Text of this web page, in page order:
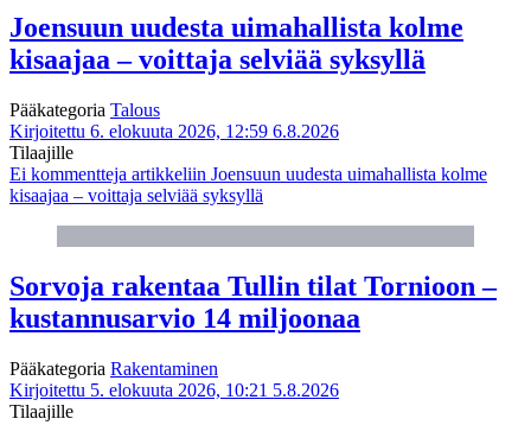
Joensuun uudesta uimahallista kolme
kisaajaa – voittaja selviää syksyllä
Pääkategoria Talous
Kirjoitettu 6. elokuuta 2026, 12:59 6.8.2026
Tilaajille
Ei kommentteja artikkeliin Joensuun uudesta uimahallista kolme
kisaajaa – voittaja selviää syksyllä
Sorvoja rakentaa Tullin tilat Tornioon –
kustannusarvio 14 miljoonaa
Pääkategoria Rakentaminen
Kirjoitettu 5. elokuuta 2026, 10:21 5.8.2026
Tilaajille